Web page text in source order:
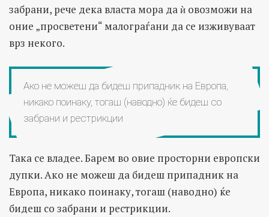
забрани, рече дека власта мора да ѝ овозможи на
оние „просветени“ малограѓани да се изживуваат
врз некого.
Ако не можеш да бидеш припадник на Европа,
никако поинаку, тогаш (наводно) ќе бидеш со
забрани и рестрикции
Така се владее. Барем во овие просторни европски
дупки. Ако не можеш да бидеш припадник на
Европа, никако поинаку, тогаш (наводно) ќе
бидеш со забрани и рестрикции.